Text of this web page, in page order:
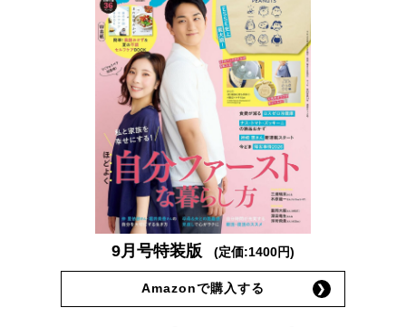
9月号特装版 (定価:1400円)
Amazonで購入する